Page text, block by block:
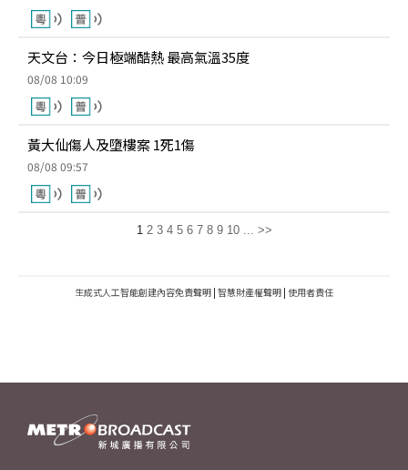
天文台：今日極端酷熱 最高氣溫35度
08/08 10:09
黃大仙傷人及墮樓案 1死1傷
08/08 09:57
1 2 3 4 5 6 7 8 9 10 ... >>
生成式人工智能創建內容免責聲明 | 智慧財產權聲明 | 使用者責任